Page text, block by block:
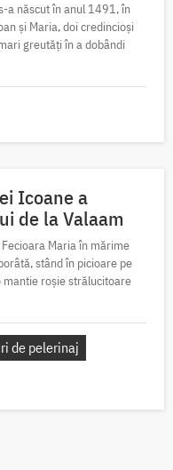
a născut în anul 1491, în
și Maria, doi credincioși
greutăți în a dobândi
Icoane a
de la Valaam
Maria în mărime
stând în picioare pe
roșie strălucitoare
de pelerinaj